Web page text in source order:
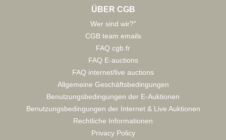
ÜBER CGB
Wer sind wir?"
CGB team emails
FAQ cgb.fr
FAQ E-auctions
FAQ internet/live auctions
Allgemeine Geschäftsbedingungen
Benutzungsbedingungen der E-Auktionen
Benutzungsbedingungen der Internet & Live Auktionen
Rechtliche Informationen
Privacy Policy